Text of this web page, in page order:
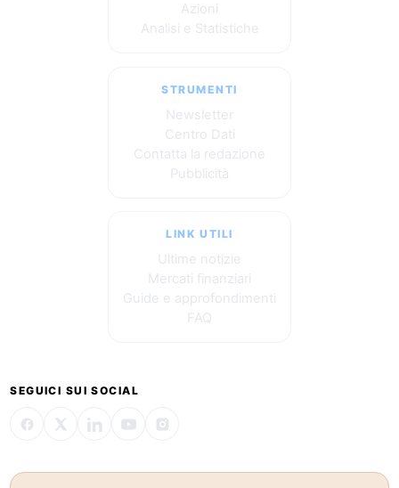
Azioni
Analisi e Statistiche
STRUMENTI
Newsletter
Centro Dati
Contatta la redazione
Pubblicità
LINK UTILI
Ultime notizie
Mercati finanziari
Guide e approfondimenti
FAQ
SEGUICI SUI SOCIAL